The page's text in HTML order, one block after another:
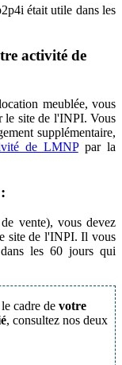
était utile dans les
activité de
meublée, vous
le site de l'INPI. Vous
supplémentaire,
de LMNPpar la
vente), vous devez
site de l'INPI. Il vous
les 60 jours qui
cadre de votre
, consultez nos deux